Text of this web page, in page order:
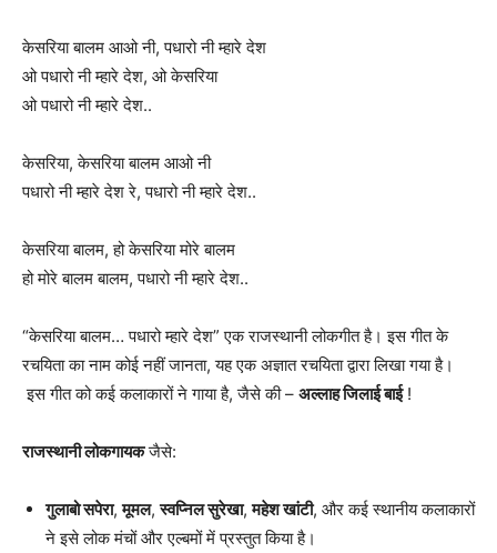
केसरिया बालम आओ नी, पधारो नी म्हारे देश
ओ पधारो नी म्हारे देश, ओ केसरिया
ओ पधारो नी म्हारे देश..
केसरिया, केसरिया बालम आओ नी
पधारो नी म्हारे देश रे, पधारो नी म्हारे देश..
केसरिया बालम, हो केसरिया मोरे बालम
हो मोरे बालम बालम, पधारो नी म्हारे देश..
“केसरिया बालम… पधारो म्हारे देश” एक राजस्थानी लोकगीत है। इस गीत के
रचयिता का नाम कोई नहीं जानता, यह एक अज्ञात रचयिता द्वारा लिखा गया है।
इस गीत को कई कलाकारों ने गाया है, जैसे की – अल्लाह जिलाई बाई!
राजस्थानी लोकगायकजैसे:
गुलाबो सपेरा,मूमल,स्वप्निल सुरेखा,महेश खांटी, और कई स्थानीय कलाकारों
ने इसे लोक मंचों और एल्बमों में प्रस्तुत किया है।